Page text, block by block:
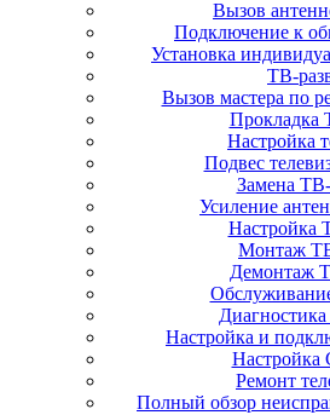
Вызов
Подключение к
Установка
ТВ-
Вызов мастера по
Прокладка
Настройка
Подвес
Замена
Усиление
Настройка
Монтаж
Демонтаж
Настройка и
Настройка
Ремонт
Полный обзор